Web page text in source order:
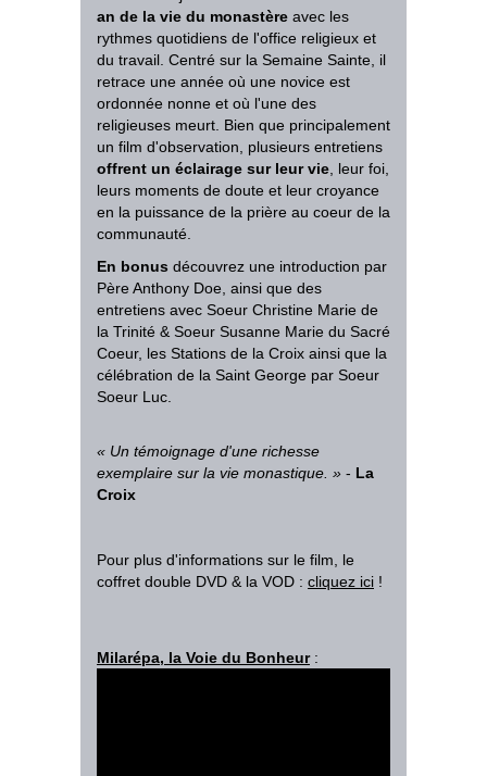
an de la vie du monastère avec les
rythmes quotidiens de l'office religieux et
du travail. Centré sur la Semaine Sainte, il
retrace une année où une novice est
ordonnée nonne et où l'une des
religieuses meurt. Bien que principalement
un film d'observation, plusieurs entretiens
offrent un éclairage sur leur vie, leur foi,
leurs moments de doute et leur croyance
en la puissance de la prière au coeur de la
communauté.
En bonus découvrez une introduction par
Père Anthony Doe, ainsi que des
entretiens avec Soeur Christine Marie de
la Trinité & Soeur Susanne Marie du Sacré
Coeur, les Stations de la Croix ainsi que la
célébration de la Saint George par Soeur
Soeur Luc.
« Un témoignage d'une richesse
exemplaire sur la vie monastique. » - La
Croix
Pour plus d'informations sur le film, le
coffret double DVD & la VOD : cliquez ici !
Milarépa, la Voie du Bonheur :